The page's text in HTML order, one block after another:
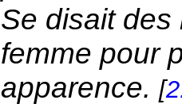
Se disait des
femme pour
apparence. [